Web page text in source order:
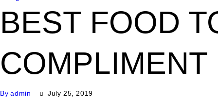
BEST FOOD
COMPLIMENT
By admin July 25, 2019